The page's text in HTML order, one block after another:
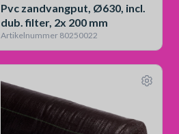
Pvc zandvangput, Ø630, incl.
dub. filter, 2x 200 mm
Artikelnummer 80250022